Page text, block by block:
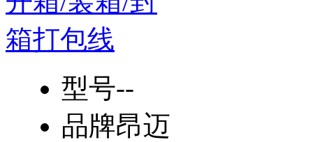
型号--
品牌昂迈